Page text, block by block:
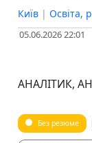
Київ | Освіта,
05.06.2026 22:01
АНАЛІТИК,
Без резюме